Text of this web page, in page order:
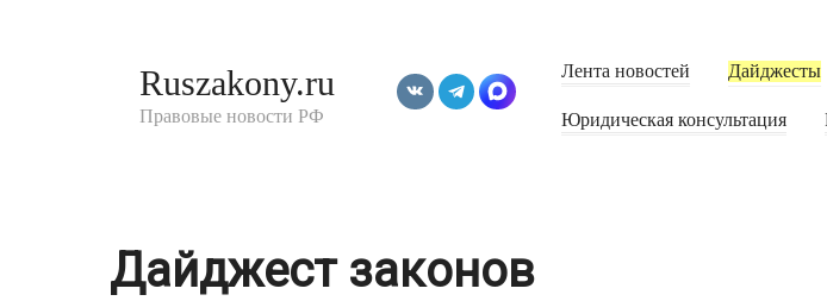
Ruszakony.ru
Правовые новости РФ
Лента новостей Дайджесты
Юридическая консультация
Дайджест законов